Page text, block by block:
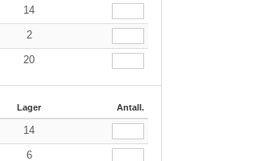
14
2
20
Lager Antall.
14
6